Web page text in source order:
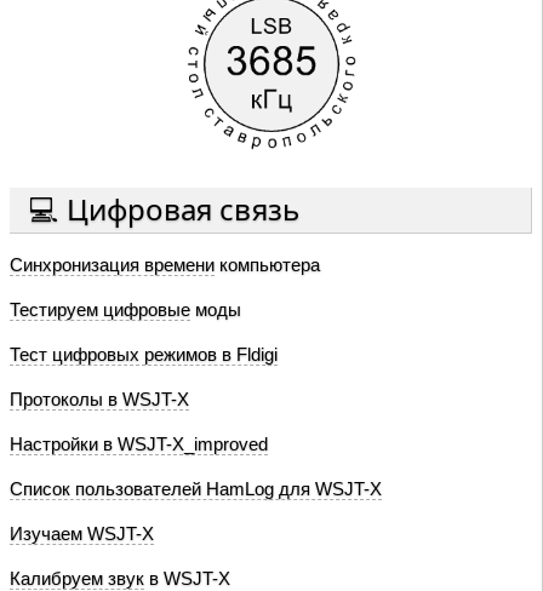
💻 Цифровая связь
Синхронизация времени компьютера
Тестируем цифровые моды
Тест цифровых режимов в Fldigi
Протоколы в WSJT-X
Настройки в WSJT-X_improved
Список пользователей HamLog для WSJT-X
Изучаем WSJT-X
Калибруем звук в WSJT-X